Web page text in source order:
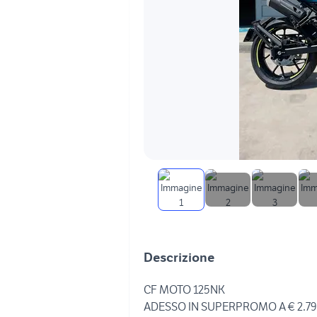
Descrizione
CF MOTO 125NK
ADESSO IN SUPERPROMO A €